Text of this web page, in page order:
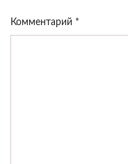
Комментарий *